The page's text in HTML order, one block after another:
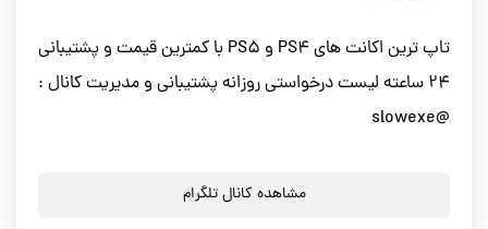
تاپ ترین اکانت های PS4 و PS5 با کمترین قیمت و پشتیبانی
24 ساعته لیست درخواستی روزانه پشتیبانی و مدیریت کانال :
@slowexe
مشاهده کانال تلگرام